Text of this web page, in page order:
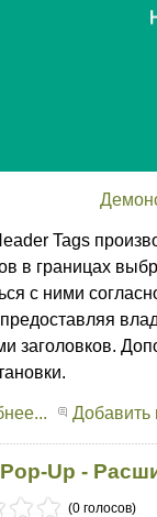
Tags
в границах
с ними
заголовков.
Добавить
Up -
(0 голосов)